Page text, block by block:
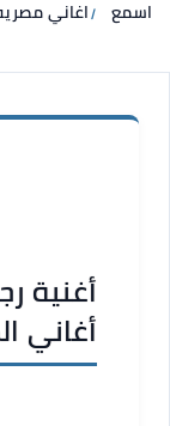
اسمع اغاني
أغنية
أغاني